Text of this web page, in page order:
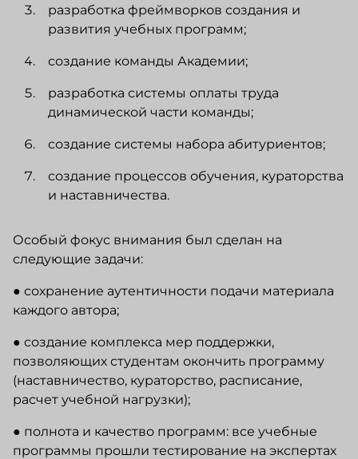
разработка фреймворков создания и
развития учебных программ;
создание команды Академии;
разработка системы оплаты труда
динамической части команды;
создание системы набора абитуриентов;
создание процессов обучения, кураторства
и наставничества.
Особый фокус внимания был сделан на
следующие задачи:
● сохранение аутентичности подачи материала
каждого автора;
● создание комплекса мер поддержки,
позволяющих студентам окончить программу
(наставничество, кураторство, расписание,
расчет учебной нагрузки);
● полнота и качество программ: все учебные
программы прошли тестирование на экспертах